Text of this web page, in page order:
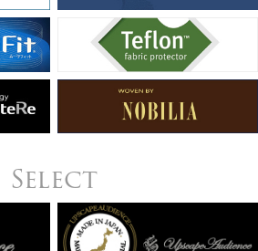
Select